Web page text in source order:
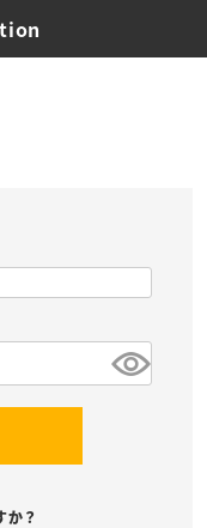
か？